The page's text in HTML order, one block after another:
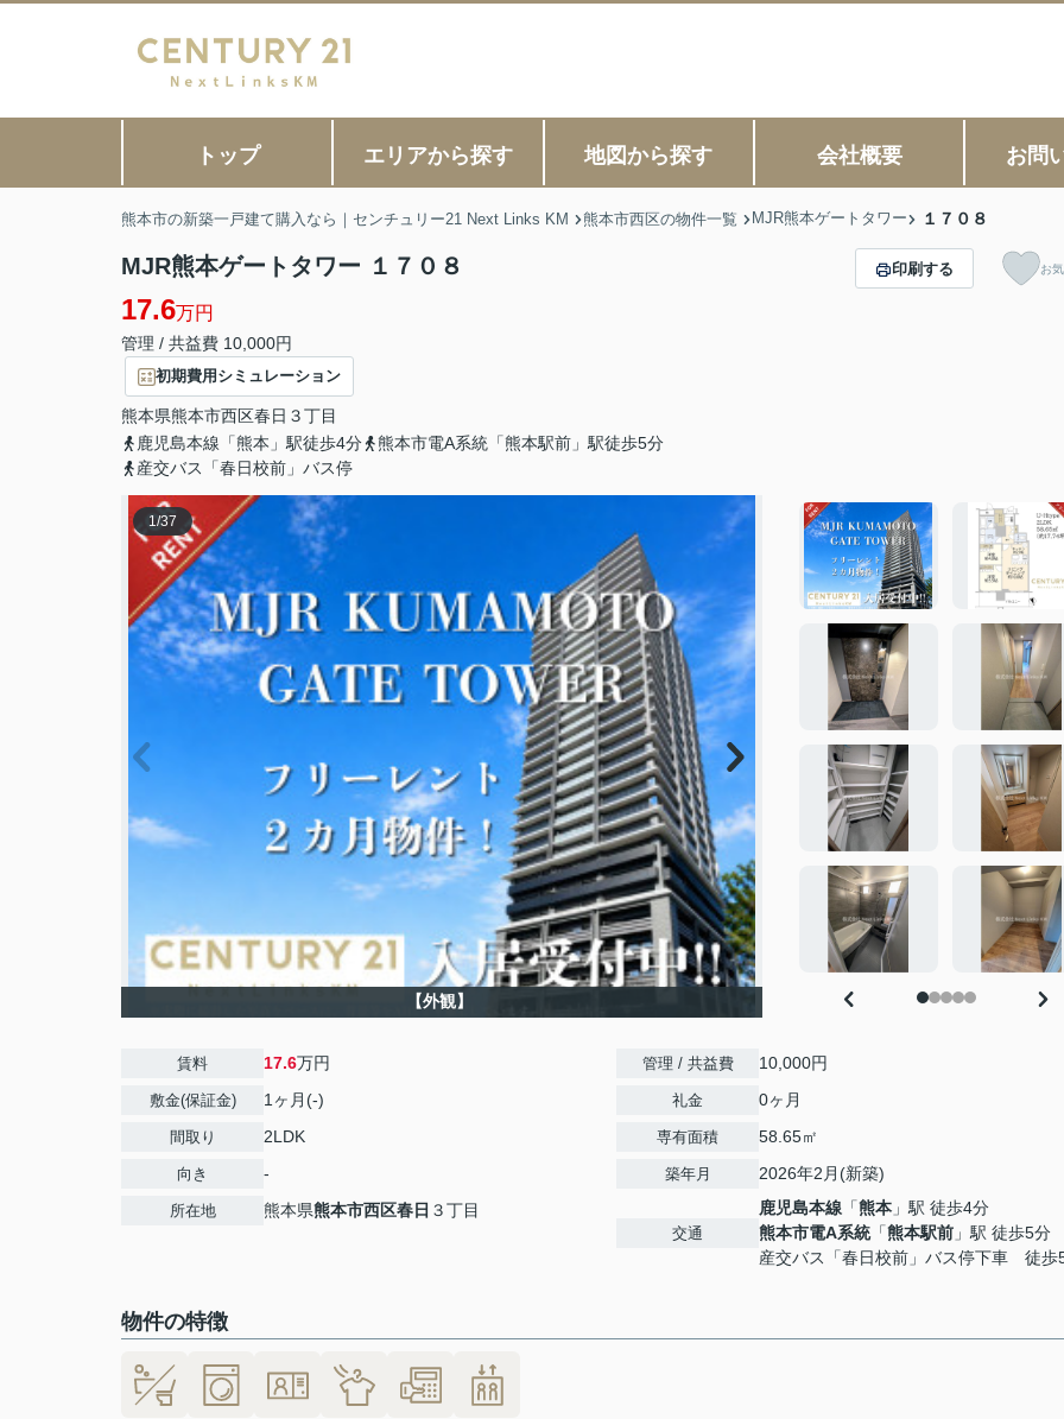
トップ エリアから探す 地図から探す 会社概要 お問
熊本市の新築一戸建て購入なら｜センチュリー21 Next Links KM 熊本市西区の物件一覧 MJR熊本ゲートタワー １７０８
MJR熊本ゲートタワー １７０８
17.6万円
管理 / 共益費 10,000円
初期費用シミュレーション
熊本県熊本市西区春日 ３丁目
鹿児島本線「熊本」駅徒歩4分
熊本市電A系統「熊本駅前」駅徒歩5分
産交バス「春日校前」バス停
印刷する お
1/37
【外観】
賃料 17.6万円
敷金(保証金) 1ヶ月(-)
間取り 2LDK
向き -
所在地 熊本県熊本市西区春日 ３丁目
管理 / 共益費 10,000円
礼金 0ヶ月
専有面積 58.65㎡
築年月 2026年2月(新築)
交通
鹿児島本線 「熊本 」駅 徒歩4分
熊本市電A系統「熊本駅前 」駅 徒歩5分
産交バス「春日校前」バス停下車 徒歩
物件の特徴